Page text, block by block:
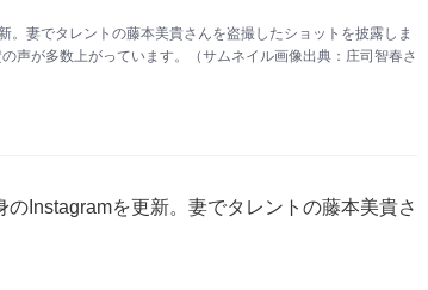
妻でタレントの藤本美貴さんを盗撮したショットを披露しま
声が多数上がっています。（サムネイル画像出典：庄司智春さ
Instagramを更新。妻でタレントの藤本美貴さ